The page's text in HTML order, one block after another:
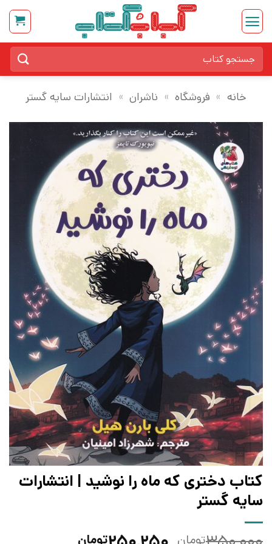
Skip
content
برای:
خانه » فروشگاه » ناشران » انتشارات سایه گستر
کتاب دختری که ماه را نوشید | انتشارات
سایه گستر
تومان تومان